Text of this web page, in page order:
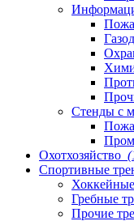
Стенды с
Охотхозяйство
Спортивные
Гребные
Прочие